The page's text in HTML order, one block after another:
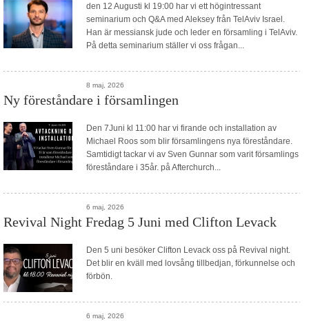
Kalender
Om oss
Blogg
Sitemap
den 12 Augusti kl 19:00 har vi ett högintressant
seminarium och Q&A med Aleksey från TelAviv Israel.
Han är messiansk jude och leder en församling i TelAviv.
På detta seminarium ställer vi oss frågan...
8 maj, 2026
Ny föreståndare i församlingen
Den 7Juni kl 11:00 har vi firande och installation av
Michael Roos som blir församlingens nya föreståndare.
Samtidigt tackar vi av Sven Gunnar som varit församlings
föreståndare i 35år. på Afterchurch...
6 maj, 2026
Revival Night Fredag 5 Juni med Clifton Levack
Den 5 uni besöker Clifton Levack oss på Revival night.
Det blir en kväll med lovsång tillbedjan, förkunnelse och
förbön.
6 maj, 2026